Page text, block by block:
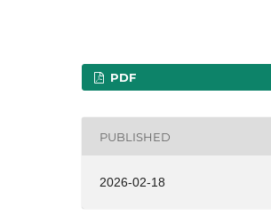
PDF
PUBLISHED
2026-02-18